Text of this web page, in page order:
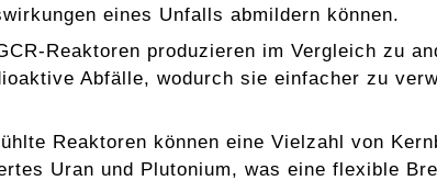
eines Unfalls abmildern können.
Reaktoren produzieren im Vergleich zu
Abfälle, wodurch sie einfacher zu
Reaktoren können eine Vielzahl von
Uran und Plutonium, was eine flexible